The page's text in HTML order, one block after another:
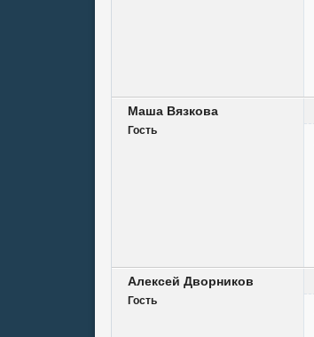
Маша Вязкова
Гость
Алексей Дворников
Гость